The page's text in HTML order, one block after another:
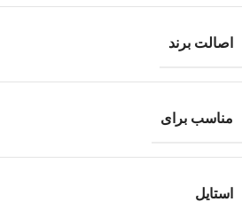
اصالت برند
مناسب برای
استایل